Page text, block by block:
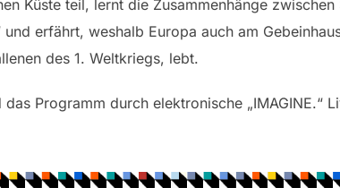
Küste teil, lernt die Zusammenhänge
und erfährt, weshalb Europa auch am
des 1. Weltkriegs, lebt.
Programm durch elektronische „IMAGINE.“